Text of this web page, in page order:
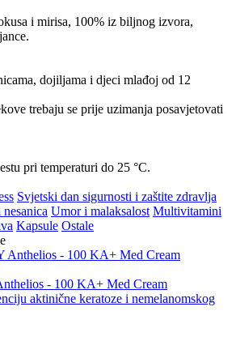
i mirisa, 100% iz biljnog izvora,
dojiljama i djeci mlađoj od 12
trebaju se prije uzimanja posavjetovati
pri temperaturi do 25 °C.
Svjetski dan sigurnosti i zaštite zdravlja
nesanica Umor i malaksalost Multivitamini
Kapsule Ostale
- 100 KA+ Med Cream
aktinične keratoze i nemelanomskog